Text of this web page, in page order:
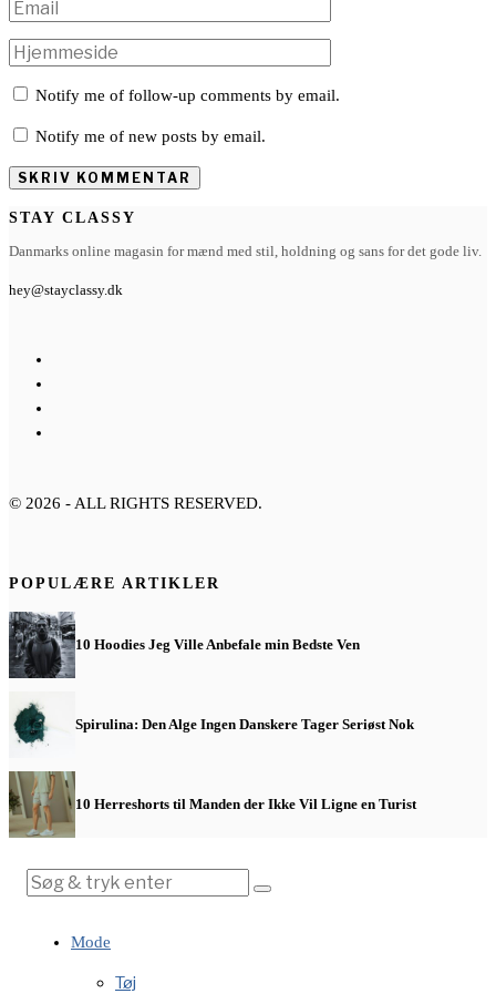
Notify me of follow-up comments by email.
Notify me of new posts by email.
STAY CLASSY
Danmarks online magasin for mænd med stil, holdning og sans for det gode liv.
hey@stayclassy.dk
© 2026 - ALL RIGHTS RESERVED.
POPULÆRE ARTIKLER
10 Hoodies Jeg Ville Anbefale min Bedste Ven
Spirulina: Den Alge Ingen Danskere Tager Seriøst Nok
10 Herreshorts til Manden der Ikke Vil Ligne en Turist
Mode
Tøj